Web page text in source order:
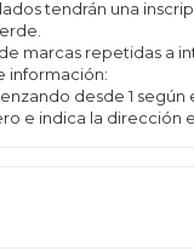
tendrán una
marcas repetidas a
información:
desde 1
e indica la dirección